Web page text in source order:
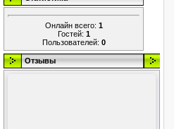
Онлайн всего: 1
Гостей: 1
Пользователей: 0
Отзывы